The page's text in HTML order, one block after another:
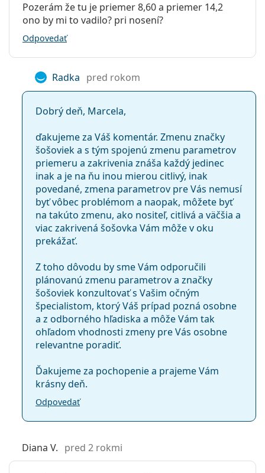
PureVision 2
Súvisiace články z nášho blogu
Ako rozumieť predpisu na šošovky - dôležité
parametre!
Ako sa starať o kontaktné šošovky
šošovkami?
Hydrogélové a silikón-hydrogélové kontaktné
šošovky: ich výhody a nevýhody
Najčastejšie sa predáva s roztokomSolunate Multi-
Purpose 400 ml s puzdrom.
Ide o zdravotnícku pomôcku. Pred použitím si
prečítajte pokyny.
Pozerám že tu je priemer 8,60 a priemer 14,2
ono by mi to vadilo? pri nosení?
Odpovedať
Radka pred rokom
Dobrý deň, Marcela,
ďakujeme za Váš komentár. Zmenu značky
šošoviek a s tým spojenú zmenu parametrov
priemeru a zakrivenia znáša každý jedinec
inak a je na ňu inou mierou citlivý, inak
povedané, zmena parametrov pre Vás nemusí
byť vôbec problémom a naopak, môžete byť
na takúto zmenu, ako nositeľ, citlivá a väčšia a
viac zakrivená šošovka Vám môže v oku
prekážať.
Z toho dôvodu by sme Vám odporučili
plánovanú zmenu parametrov a značky
šošoviek konzultovať s Vašim očným
špecialistom, ktorý Váš prípad pozná osobne
a z odborného hľadiska a môže Vám tak
ohľadom vhodnosti zmeny pre Vás osobne
relevantne poradiť.
Ďakujeme za pochopenie a prajeme Vám
krásny deň.
Odpovedať
Diana V. pred 2 rokmi